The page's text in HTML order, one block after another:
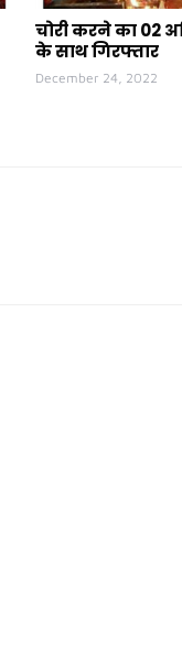
चोरी करने का 02
के साथ गिरफ्तार
December 24, 2022